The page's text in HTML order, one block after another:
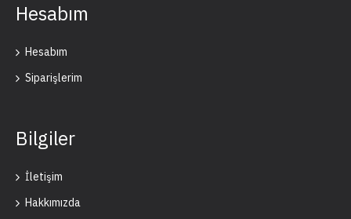
Hesabım
Hesabım
Siparişlerim
Bilgiler
İletişim
Hakkımızda